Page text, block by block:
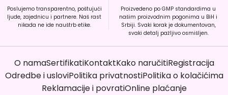
Poslujemo transparentno, poštujući
ljude, zajednicu i partnere. Naš rast
nikada ne ide nauštrb etike.
Proizvedeno po GMP standardima u
našim proizvodnim pogonima u BiH i
Srbiji. Svaki korak je dokumentovan,
svaki detalj pažljivo osmišljen.
O namaSertifikatiKontaktKako naručitiRegistracija
Odredbe i usloviPolitika privatnostiPolitika o kolačićima
Reklamacije i povratiOnline plaćanje